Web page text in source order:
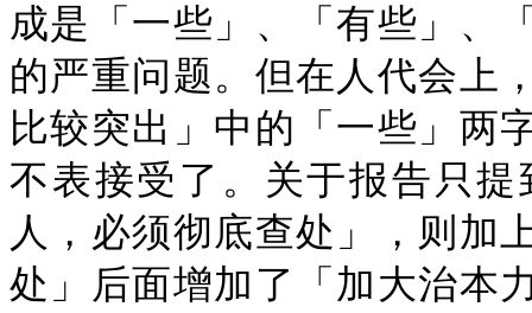
成是「一些」、「有些」、
的严重问题。但在人代会上
比较突出」中的「一些」两
不表接受了。关于报告只
人，必须彻底查处」，则加
处」后面增加了「加大治本